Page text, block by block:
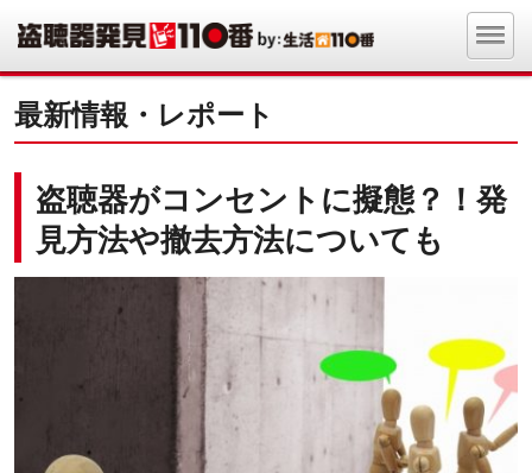
最新情報・レポート
盗聴器がコンセントに擬態？！発
見方法や撤去方法についても